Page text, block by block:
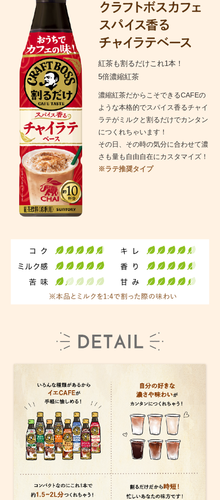
紅茶も割るだけこれ1本！
5倍濃縮紅茶
濃縮紅茶だからこそできるCAFEの
ような本格的でスパイス香るチャイ
ラテがミルクと割るだけでカンタン
につくれちゃいます！
その日、その時の気分に合わせて濃
さも量も自由自在にカスタマイズ！
※ラテ推奨タイプ